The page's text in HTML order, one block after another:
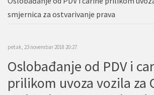
smjernica za ostvarivanje prava
petak, 23 novembar 2018 20:27
Oslobađanje od PDV i
prilikom uvoza vozila za